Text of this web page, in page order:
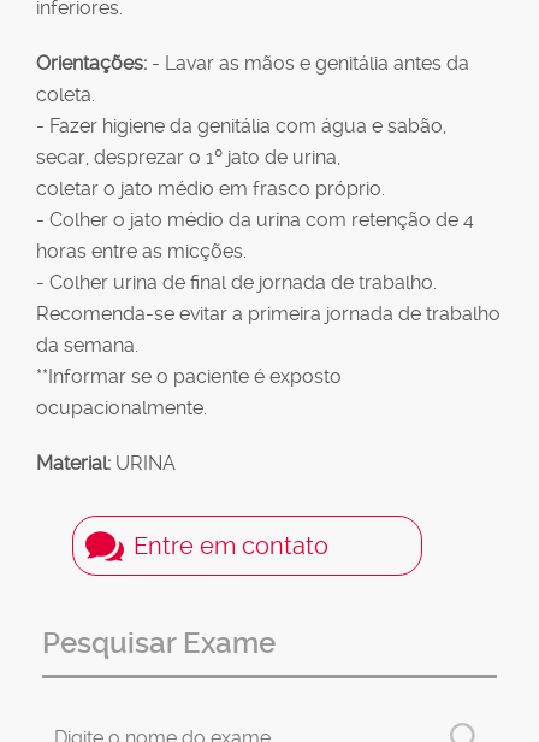
inferiores.
Orientações: - Lavar as mãos e genitália antes da
coleta.
- Fazer higiene da genitália com água e sabão,
secar, desprezar o 1º jato de urina,
coletar o jato médio em frasco próprio.
- Colher o jato médio da urina com retenção de 4
horas entre as micções.
- Colher urina de final de jornada de trabalho.
Recomenda-se evitar a primeira jornada de trabalho
da semana.
**Informar se o paciente é exposto
ocupacionalmente.
Material: URINA
Entre em contato
Pesquisar Exame